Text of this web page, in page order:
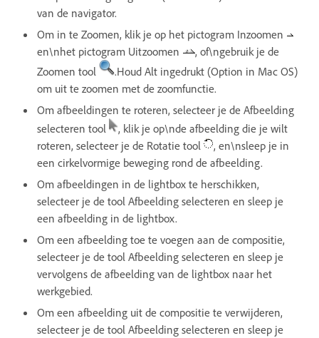
van de navigator.
Om in te Zoomen, klik je op het pictogram Inzoomen
en\nhet pictogram Uitzoomen
, of\ngebruik je de
Zoomen tool
.Houd Alt ingedrukt (Option in Mac OS)
om uit te zoomen met de zoomfunctie.
Om afbeeldingen te roteren, selecteer je de Afbeelding
selecteren tool
, klik je op\nde afbeelding die je wilt
roteren, selecteer je de Rotatie tool
, en\nsleep je in
een cirkelvormige beweging rond de afbeelding.
Om afbeeldingen in de lightbox te herschikken,
selecteer je de tool Afbeelding selecteren en sleep je
een afbeelding in de lightbox.
Om een afbeelding toe te voegen aan de compositie,
selecteer je de tool Afbeelding selecteren en sleep je
vervolgens de afbeelding van de lightbox naar het
werkgebied.
Om een afbeelding uit de compositie te verwijderen,
selecteer je de tool Afbeelding selecteren en sleep je